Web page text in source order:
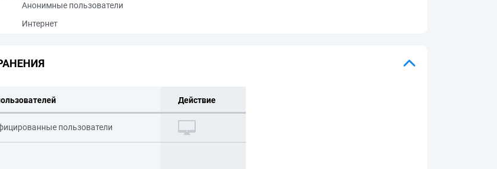
Анонимные пользователи
Интернет
Действие
пользователи